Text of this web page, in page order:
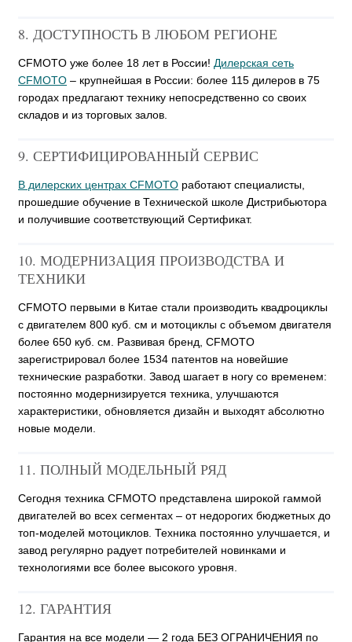
8. ДОСТУПНОСТЬ В ЛЮБОМ РЕГИОНЕ
CFMOTO уже более 18 лет в России! Дилерская сеть
CFMOTO – крупнейшая в России: более 115 дилеров в 75
городах предлагают технику непосредственно со своих
складов и из торговых залов.
9. СЕРТИФИЦИРОВАННЫЙ СЕРВИС
В дилерских центрах CFMOTO работают специалисты,
прошедшие обучение в Технической школе Дистрибьютора
и получившие соответствующий Сертификат.
10. МОДЕРНИЗАЦИЯ ПРОИЗВОДСТВА И
ТЕХНИКИ
CFMOTO первыми в Китае стали производить квадроциклы
с двигателем 800 куб. см и мотоциклы с объемом двигателя
более 650 куб. см. Развивая бренд, CFMOTO
зарегистрировал более 1534 патентов на новейшие
технические разработки. Завод шагает в ногу со временем:
постоянно модернизируется техника, улучшаются
характеристики, обновляется дизайн и выходят абсолютно
новые модели.
11. ПОЛНЫЙ МОДЕЛЬНЫЙ РЯД
Сегодня техника CFMOTO представлена широкой гаммой
двигателей во всех сегментах – от недорогих бюджетных до
топ-моделей мотоциклов. Техника постоянно улучшается, и
завод регулярно радует потребителей новинками и
технологиями все более высокого уровня.
12. ГАРАНТИЯ
Гарантия на все модели — 2 года БЕЗ ОГРАНИЧЕНИЯ по